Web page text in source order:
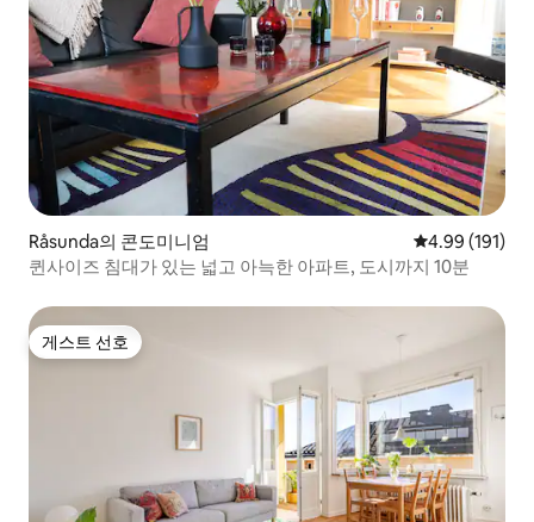
Råsunda의 콘도미니엄 평점 4.99점(5
4.99 (191)
퀸사이즈 침대가 있는 넓고 아늑한 아파트, 도시까지 10분
게스트 선호
게스트 선호